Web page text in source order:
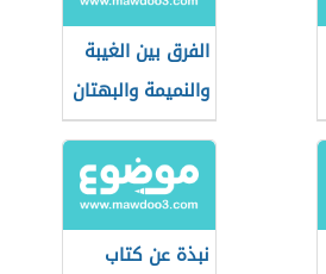
الفرق بين الغيبة
والنميمة والبهتان
نبذة عن كتاب